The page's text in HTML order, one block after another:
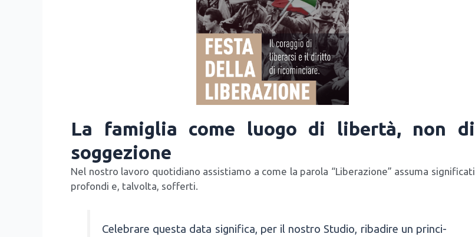
La famiglia come luogo di libertà, non di
soggezione
Nel nostro lavo­ro quo­ti­dia­no assi­stia­mo a come la paro­la “Libe­ra­zio­ne” assu­ma signi­fi­ca­ti
pro­fon­di e, tal­vol­ta, sof­fer­ti.
Cele­bra­re que­sta data signi­fi­ca, per il nostro Stu­dio, riba­di­re un prin­ci­